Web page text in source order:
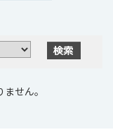
せん。